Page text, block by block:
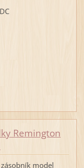
Remington
model